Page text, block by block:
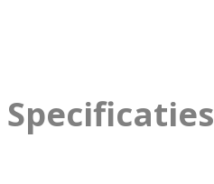
Specificaties